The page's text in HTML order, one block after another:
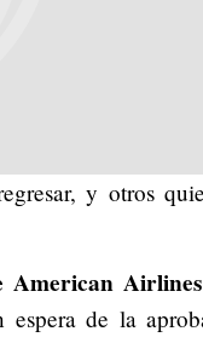
y otros
American
espera de la